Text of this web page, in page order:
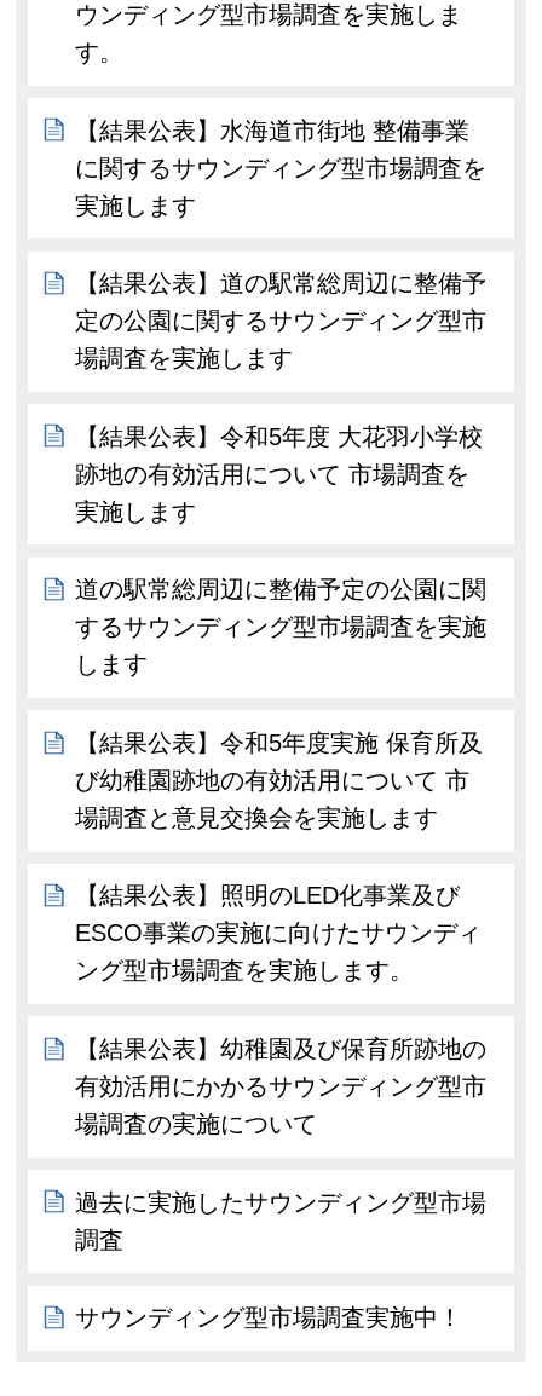
ウンディング型市場調査を実施しま
す。
【結果公表】水海道市街地 整備事業
に関するサウンディング型市場調査を
実施します
【結果公表】道の駅常総周辺に整備予
定の公園に関するサウンディング型市
場調査を実施します
【結果公表】令和5年度 大花羽小学校
跡地の有効活用について 市場調査を
実施します
道の駅常総周辺に整備予定の公園に関
するサウンディング型市場調査を実施
します
【結果公表】令和5年度実施 保育所及
び幼稚園跡地の有効活用について 市
場調査と意見交換会を実施します
【結果公表】照明のLED化事業及び
ESCO事業の実施に向けたサウンディ
ング型市場調査を実施します。
【結果公表】幼稚園及び保育所跡地の
有効活用にかかるサウンディング型市
場調査の実施について
過去に実施したサウンディング型市場
調査
サウンディング型市場調査実施中！